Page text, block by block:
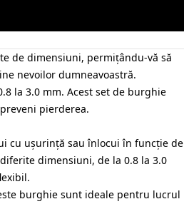
de dimensiuni, permițându-vă să
nevoilor dumneavoastră.
la 3.0 mm. Acest set de burghie
pierderea.
cu ușurință sau înlocui în funcție de
dimensiuni, de la 0.8 la 3.0
burghie sunt ideale pentru lucrul